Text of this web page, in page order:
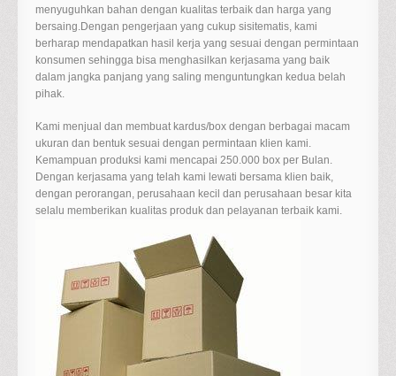
menyuguhkan bahan dengan kualitas terbaik dan harga yang
bersaing.Dengan pengerjaan yang cukup sisitematis, kami
berharap mendapatkan hasil kerja yang sesuai dengan permintaan
konsumen sehingga bisa menghasilkan kerjasama yang baik
dalam jangka panjang yang saling menguntungkan kedua belah
pihak.
Kami menjual dan membuat kardus/box dengan berbagai macam
ukuran dan bentuk sesuai dengan permintaan klien kami.
Kemampuan produksi kami mencapai 250.000 box per Bulan.
Dengan kerjasama yang telah kami lewati bersama klien baik,
dengan perorangan, perusahaan kecil dan perusahaan besar kita
selalu memberikan kualitas produk dan pelayanan terbaik kami.